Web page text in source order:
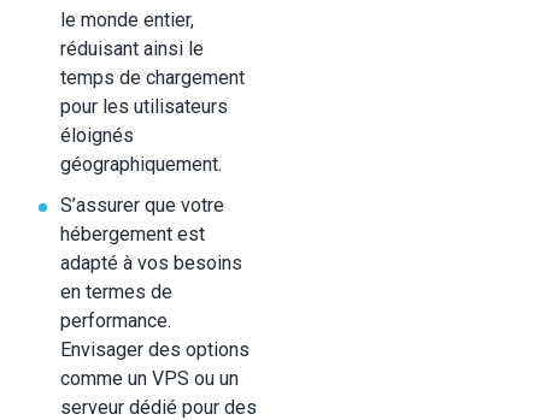
le monde entier,
réduisant ainsi le
temps de chargement
pour les utilisateurs
éloignés
géographiquement.
S’assurer que votre
hébergement est
adapté à vos besoins
en termes de
performance.
Envisager des options
comme un VPS ou un
serveur dédié pour des